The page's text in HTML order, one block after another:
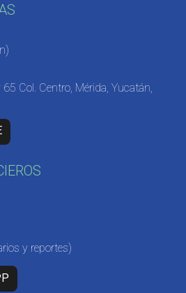
Col. Centro, Mérida, Yucatán,
y reportes)